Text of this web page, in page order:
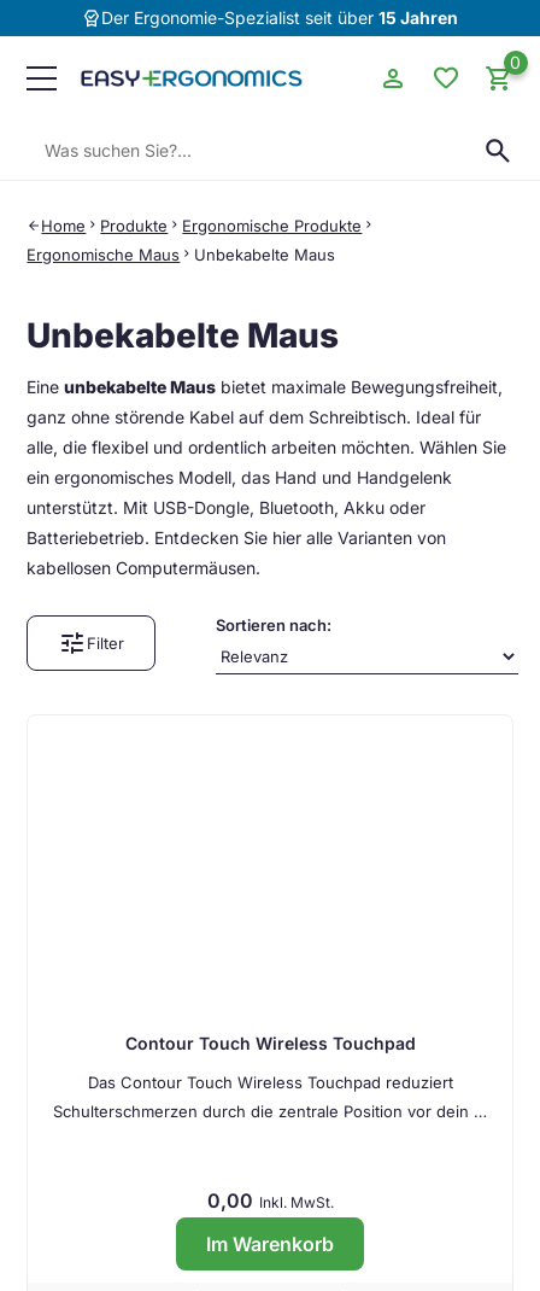
editor_choiceDer Ergonomie-Spezialist seit über 15 Jahren
search
person favorite 0
shopping_cart
arrow_back Home chevron_right Produkte chevron_right Ergonomische Produkte chevron_right
Ergonomische Maus chevron_right Unbekabelte Maus
Unbekabelte Maus
Eineunbekabelte Maus bietet maximale Bewegungsfreiheit,
ganz ohne störende Kabel auf dem Schreibtisch. Ideal für
alle, die flexibel und ordentlich arbeiten möchten. Wählen Sie
ein ergonomisches Modell, das Hand und Handgelenk
unterstützt. Mit USB-Dongle, Bluetooth, Akku oder
Batteriebetrieb. Entdecken Sie hier alle Varianten von
kabellosen Computermäusen.
tune Filter
Sortieren nach:
Contour Touch Wireless Touchpad
Das Contour Touch Wireless Touchpad reduziert
Schulterschmerzen durch die zentrale Position vor dein …
0,00 Inkl. MwSt.
Im Warenkorb